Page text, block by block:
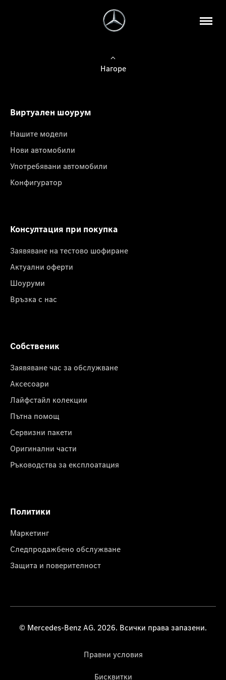
Нагоре
Виртуален шоурум
Нашите модели
Нови автомобили
Употребявани автомобили
Конфигуратор
Консултация при покупка
Заявяване на тестово шофиране
Актуални оферти
Шоуруми
Връзка с нас
Собственик
Заявяване час за обслужване
Аксесоари
Лайфстайл колекции
Пътна помощ
Сервизни пакети
Оригинални части
Ръководства за експлоатация
Политики
Маркетинг
Следпродажбено обслужване
Защита и поверителност
© Mercedes-Benz AG. 2026. Всички права запазени.
Правни условия
Бисквитки